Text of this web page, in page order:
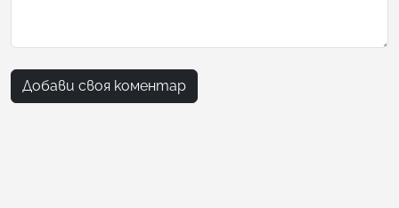
Добави своя коментар